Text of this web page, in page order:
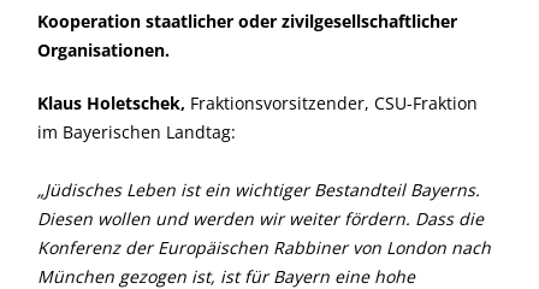
Kooperation staatlicher oder zivilgesellschaftlicher
Organisationen.
Klaus Holetschek, Fraktionsvorsitzender, CSU-Fraktion
im Bayerischen Landtag:
Jüdisches Leben ist ein wichtiger Bestandteil Bayerns.
Diesen wollen und werden wir weiter fördern. Dass die
Konferenz der Europäischen Rabbiner von London nach
München gezogen ist, ist für Bayern eine hohe